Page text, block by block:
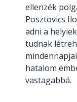
ellenzék
Posztovics
adni a
tudnak
hatalom
vastagabbá.